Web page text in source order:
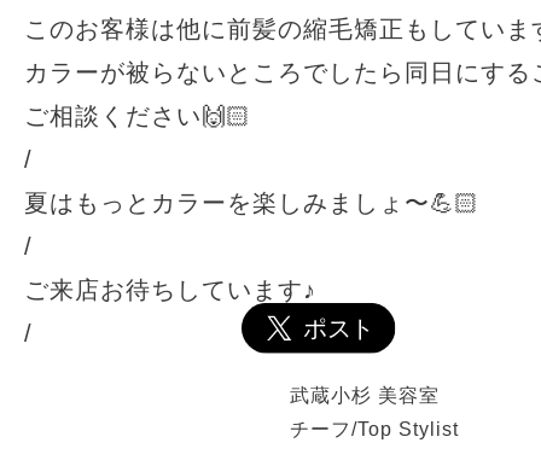
このお客様は他に前髪の縮毛矯正もしてい
カラーが被らないところでしたら同日にす
ご相談ください🙌🏻
/
夏はもっとカラーを楽しみましょ〜💪🏻
/
ご来店お待ちしています♪
/
武蔵小杉 美容室
チーフ/Top Stylist